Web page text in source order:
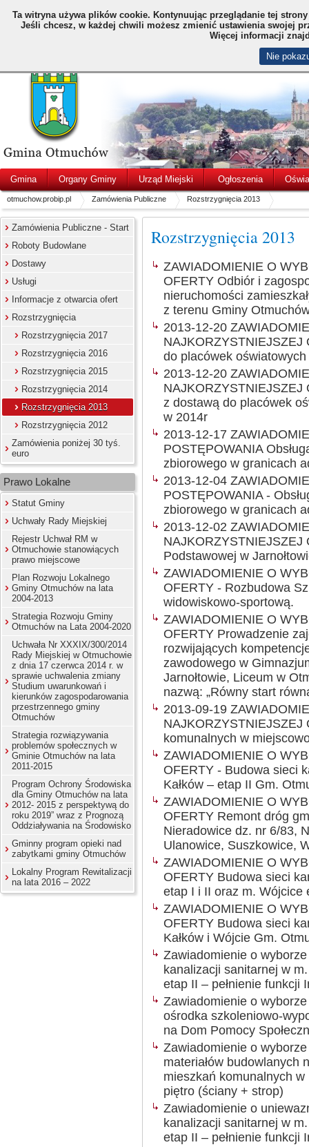
Ta witryna używa plików cookie. Kontynuując przeglądanie tej
Jeśli chcesz, w każdej chwili możesz zmienić ustawienia swojej
Więcej informacji
Nie
Gmina Organy Gminy Urząd Miejski Ogłoszenia
otmuchow.probip.pl Zamówienia Publiczne Rozstrzygnięcia 2013
Zamówienia Publiczne - Start
Roboty Budowlane
Dostawy
Usługi
Informacje z otwarcia ofert
Rozstrzygnięcia
Rozstrzygnięcia 2017
Rozstrzygnięcia 2016
Rozstrzygnięcia 2015
Rozstrzygnięcia 2014
Rozstrzygnięcia 2013
Rozstrzygnięcia 2012
Zamówienia poniżej 30 tyś.
euro
Prawo Lokalne
Statut Gminy
Uchwały Rady Miejskiej
Rejestr Uchwał RM w
Otmuchowie stanowiących
prawo miejscowe
Plan Rozwoju Lokalnego
Gminy Otmuchów na lata
2004-2013
Strategia Rozwoju Gminy
Otmuchów na Lata 2004-2020
Uchwała Nr XXXIX/300/2014
Rady Miejskiej w Otmuchowie
z dnia 17 czerwca 2014 r. w
sprawie uchwalenia zmiany
Studium uwarunkowań i
kierunków zagospodarowania
przestrzennego gminy
Otmuchów
Strategia rozwiązywania
problemów społecznych w
Gminie Otmuchów na lata
2011-2015
Program Ochrony Środowiska
dla Gminy Otmuchów na lata
2012- 2015 z perspektywą do
roku 2019” wraz z Prognozą
Oddziaływania na Środowisko
Gminny program opieki nad
zabytkami gminy Otmuchów
Lokalny Program Rewitalizacji
na lata 2016 – 2022
Rozstrzygnięcia 2013
ZAWIADOMIENIE O
OFERTY Odbiór i
nieruchomości
z terenu Gminy
2013-12-20
NAJKORZYSTNIEJSZEJ
do placówek
2013-12-20
NAJKORZYSTNIEJSZEJ
z dostawą do placówek
w 2014r
2013-12-17
POSTĘPOWANIA
zbiorowego w granicach
2013-12-04
POSTĘPOWANIA -
zbiorowego w granicach
2013-12-02
NAJKORZYSTNIEJSZEJ
Podstawowej w
ZAWIADOMIENIE O
OFERTY - Rozbudowa
widowiskowo-sportową.
ZAWIADOMIENIE O
OFERTY Prowadzenie
rozwijających
zawodowego w
Jarnołtowie, Liceum w
nazwą: „Równy start
2013-09-19
NAJKORZYSTNIEJSZEJ
komunalnych w
ZAWIADOMIENIE O
OFERTY - Budowa sieci
Kałków – etap II Gm.
ZAWIADOMIENIE O
OFERTY Remont dróg
Nieradowice dz. nr 6/83,
Ulanowice, Suszkowice,
ZAWIADOMIENIE O
OFERTY Budowa sieci
etap I i II oraz m. Wójcice
ZAWIADOMIENIE O
OFERTY Budowa sieci
Kałków i Wójcie Gm.
Zawiadomienie o
kanalizacji sanitarnej w
etap II – pełnienie funkcji
Zawiadomienie o
ośrodka szkoleniowo-
na Dom Pomocy
Zawiadomienie o
materiałów budowlanych
mieszkań komunalnych
piętro (ściany + strop)
Zawiadomienie o
kanalizacji sanitarnej w
etap II – pełnienie funkcji